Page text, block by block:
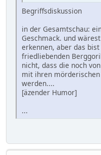
Begriffsdiskussion
in der Gesamtschau:
Geschmack. und
erkennen, aber das
friedliebenden
nicht, dass die noch
mit ihren
werden....
[äzender Humor]
...